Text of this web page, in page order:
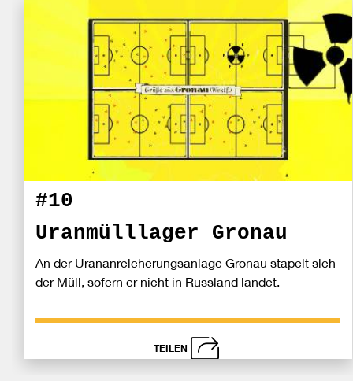
#10
Uranmülllager Gronau
An der Urananreicherungsanlage Gronau stapelt sich
der Müll, sofern er nicht in Russland landet.
TEILEN